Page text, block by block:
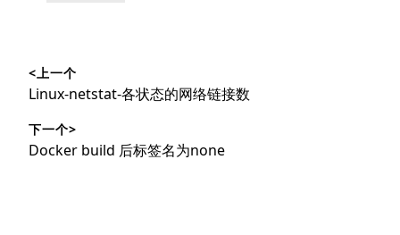
章
导
航
<上一个
上
文
章：
Linux-netstat-各状态的网络链接数
下一个>
下
Docker build 后标签名为none